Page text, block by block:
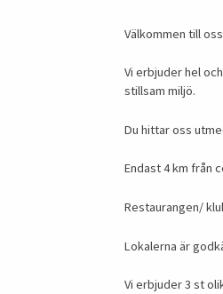
Välkommen till
Vi erbjuder hel
stillsam miljö.
Du hittar oss
Endast 4 km från
Restaurangen/
Lokalerna är
Vi erbjuder 3 st